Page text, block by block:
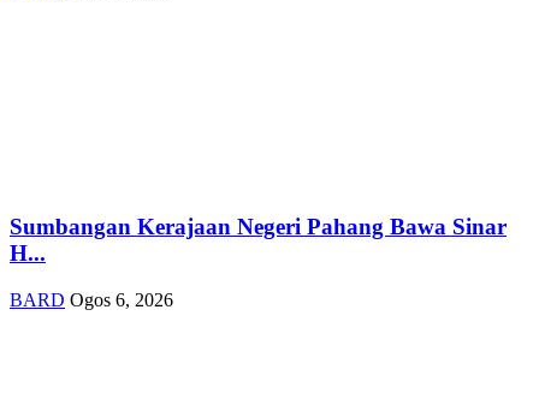
Sumbangan Kerajaan Negeri Pahang Bawa Sinar
H...
BARD Ogos 6, 2026